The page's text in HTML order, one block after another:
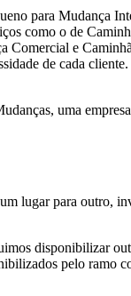
como o de
e
de cada
uma
lugar para
disponibilizar
pelo ramo